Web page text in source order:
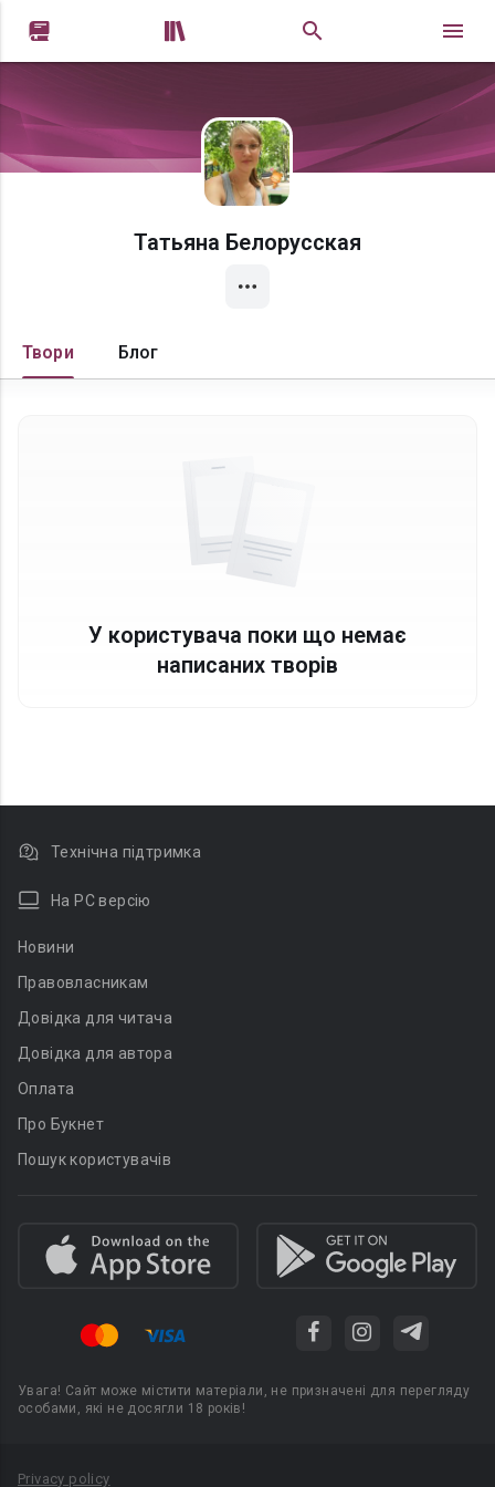
 
Татьяна Белорусская
Твори Блог
У користувача поки що немає
написаних творів
Технічна підтримка
На PC версію
Новини
Правовласникам
Довідка для читача
Довідка для автора
Оплата
Про Букнет
Пошук користувачів
Увага! Сайт може містити матеріали, не призначені для перегляду
особами, які не досягли 18 років!
Privacy policy